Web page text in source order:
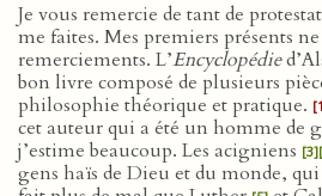
Je vous remercie de tant de
me faites. Mes premiers présents
remerciements. L’Encyclopédie
bon livre composé de plusieurs
philosophie théorique et pratique.
cet auteur qui a été un homme de
j’estime beaucoup. Les acigniens [3]
gens haïs de Dieu et du monde,